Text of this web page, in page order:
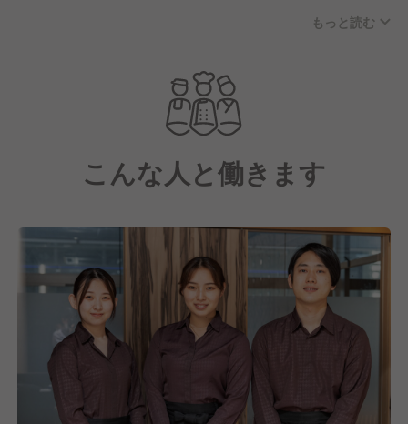
更に、店長以上のマネージャーや課長など、様々なポ
ストもご用意しているので、キャリアアップしやすい
あなたの努力がお給与にもしっかりと反映されるシス
テムとなっています。
もっと読む
こんな人と働きます